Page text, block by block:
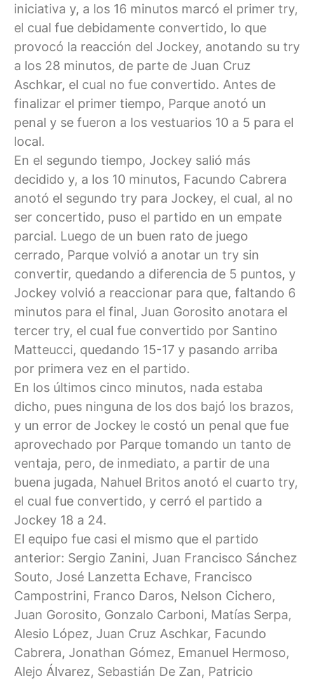
iniciativa y, a los 16 minutos marcó el primer try,
el cual fue debidamente convertido, lo que
provocó la reacción del Jockey, anotando su try
a los 28 minutos, de parte de Juan Cruz
Aschkar, el cual no fue convertido. Antes de
finalizar el primer tiempo, Parque anotó un
penal y se fueron a los vestuarios 10 a 5 para el
local.
En el segundo tiempo, Jockey salió más
decidido y, a los 10 minutos, Facundo Cabrera
anotó el segundo try para Jockey, el cual, al no
ser concertido, puso el partido en un empate
parcial. Luego de un buen rato de juego
cerrado, Parque volvió a anotar un try sin
convertir, quedando a diferencia de 5 puntos, y
Jockey volvió a reaccionar para que, faltando 6
minutos para el final, Juan Gorosito anotara el
tercer try, el cual fue convertido por Santino
Matteucci, quedando 15-17 y pasando arriba
por primera vez en el partido.
En los últimos cinco minutos, nada estaba
dicho, pues ninguna de los dos bajó los brazos,
y un error de Jockey le costó un penal que fue
aprovechado por Parque tomando un tanto de
ventaja, pero, de inmediato, a partir de una
buena jugada, Nahuel Britos anotó el cuarto try,
el cual fue convertido, y cerró el partido a
Jockey 18 a 24.
El equipo fue casi el mismo que el partido
anterior: Sergio Zanini, Juan Francisco Sánchez
Souto, José Lanzetta Echave, Francisco
Campostrini, Franco Daros, Nelson Cichero,
Juan Gorosito, Gonzalo Carboni, Matías Serpa,
Alesio López, Juan Cruz Aschkar, Facundo
Cabrera, Jonathan Gómez, Emanuel Hermoso,
Alejo Álvarez, Sebastián De Zan, Patricio